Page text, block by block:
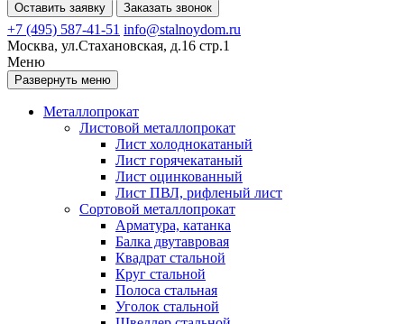
Оставить заявку Заказать звонок
+7 (495) 587-41-51 info@stalnoydom.ru
Москва, ул.Стахановская, д.16 стр.1
Меню
Развернуть меню
Металлопрокат
Листовой металлопрокат
Лист холоднокатаный
Лист горячекатаный
Лист оцинкованный
Лист ПВЛ, рифленый лист
Сортовой металлопрокат
Арматура, катанка
Балка двутавровая
Квадрат стальной
Круг стальной
Полоса стальная
Уголок стальной